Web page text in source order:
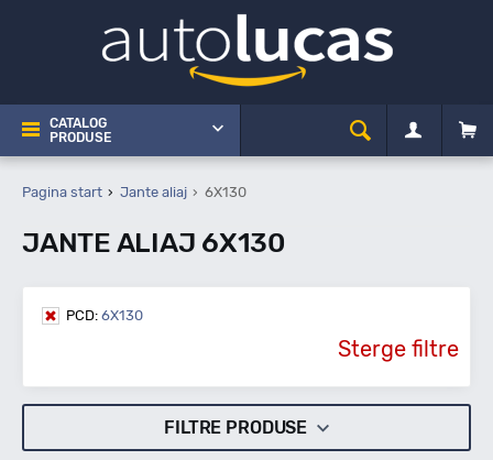
CATALOG
PRODUSE
Pagina start Jante aliaj 6X130
JANTE ALIAJ 6X130
PCD: 6X130
Sterge filtre
FILTRE PRODUSE